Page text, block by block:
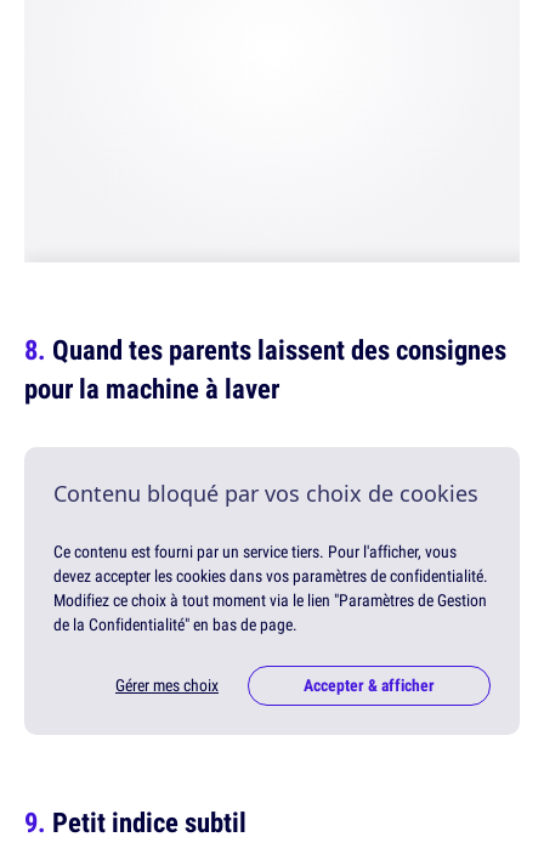
Quand tes parents laissent des consignes
pour la machine à laver
Contenu bloqué par vos choix de cookies
Ce contenu est fourni par un service tiers. Pour l'afficher, vous
devez accepter les cookies dans vos paramètres de confidentialité.
Modifiez ce choix à tout moment via le lien "Paramètres de Gestion
de la Confidentialité" en bas de page.
Gérer mes choix Accepter & afficher
Petit indice subtil